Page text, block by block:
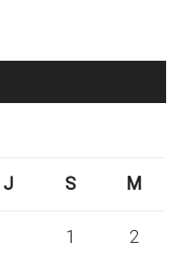
J S M
1 2